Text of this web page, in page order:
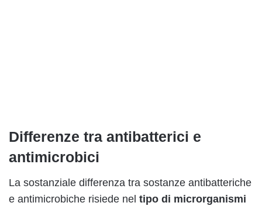
Differenze tra antibatterici e
antimicrobici
La sostanziale differenza tra sostanze antibatteriche
e antimicrobiche risiede nel tipo di microrganismi